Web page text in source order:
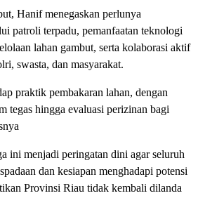
Hanif menegaskan perlunya
patroli terpadu, pemanfaatan teknologi
lahan gambut, serta kolaborasi aktif
swasta, dan masyarakat.
praktik pembakaran lahan, dengan
tegas hingga evaluasi perizinan bagi
ini menjadi peringatan dini agar seluruh
dan kesiapan menghadapi potensi
Provinsi Riau tidak kembali dilanda